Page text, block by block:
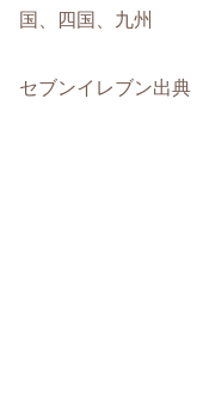
国、四国、九州
セブンイレブン出典